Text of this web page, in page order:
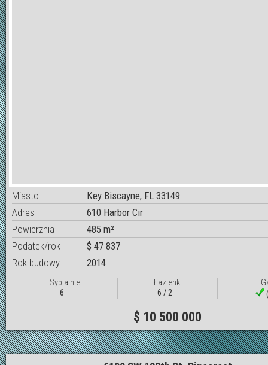
Miasto
Key Biscayne, FL 33149
Adres
610 Harbor Cir
Powierznia
485 m²
Podatek/rok
$ 47 837
Rok budowy
2014
Sypialnie
6
Łazienki
6 / 2
$ 10 500 000